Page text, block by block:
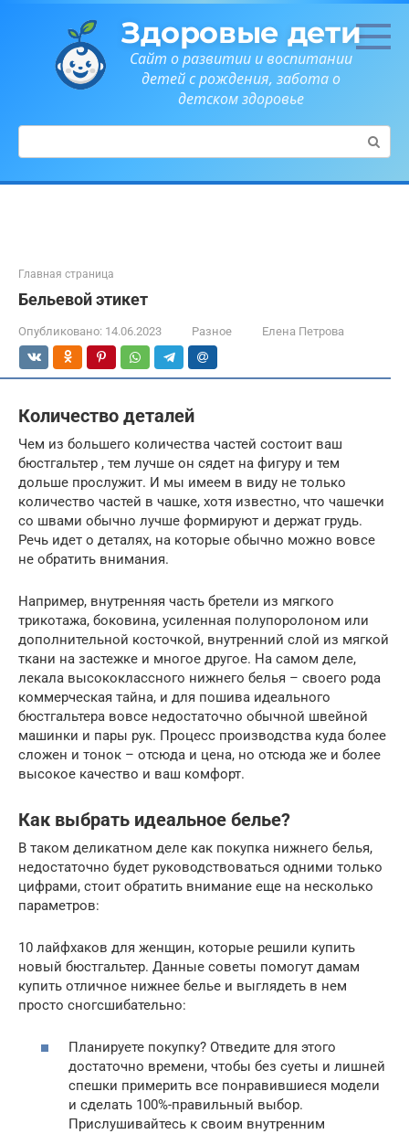
Здоровые дети
Сайт о развитии и воспитании
детей с рождения, забота о
детском здоровье
Поиск:
Главная страница
Бельевой этикет
Опубликовано: 14.06.2023 Разное Елена Петрова
Количество деталей
Чем из большего количества частей состоит ваш
бюстгальтер , тем лучше он сядет на фигуру и тем
дольше прослужит. И мы имеем в виду не только
количество частей в чашке, хотя известно, что чашечки
со швами обычно лучше формируют и держат грудь.
Речь идет о деталях, на которые обычно можно вовсе
не обратить внимания.
Например, внутренняя часть бретели из мягкого
трикотажа, боковина, усиленная полупоролоном или
дополнительной косточкой, внутренний слой из мягкой
ткани на застежке и многое другое. На самом деле,
лекала высококлассного нижнего белья – своего рода
коммерческая тайна, и для пошива идеального
бюстгальтера вовсе недостаточно обычной швейной
машинки и пары рук. Процесс производства куда более
сложен и тонок – отсюда и цена, но отсюда же и более
высокое качество и ваш комфорт.
Как выбрать идеальное белье?
В таком деликатном деле как покупка нижнего белья,
недостаточно будет руководствоваться одними только
цифрами, стоит обратить внимание еще на несколько
параметров:
10 лайфхаков для женщин, которые решили купить
новый бюстгальтер. Данные советы помогут дамам
купить отличное нижнее белье и выглядеть в нем
просто сногсшибательно:
Планируете покупку? Отведите для этого
достаточно времени, чтобы без суеты и лишней
спешки примерить все понравившиеся модели
и сделать 100%-правильный выбор.
Прислушивайтесь к своим внутренним